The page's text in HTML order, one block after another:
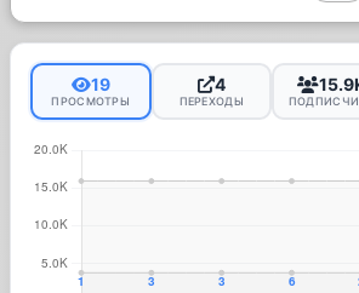
19
ПРОСМОТРЫ
4
ПЕРЕХОДЫ